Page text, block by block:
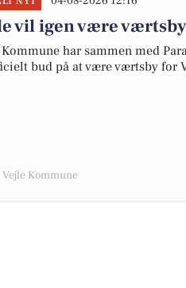
vil igen være
har sammen med
bud på at være værtsby for
Kommune